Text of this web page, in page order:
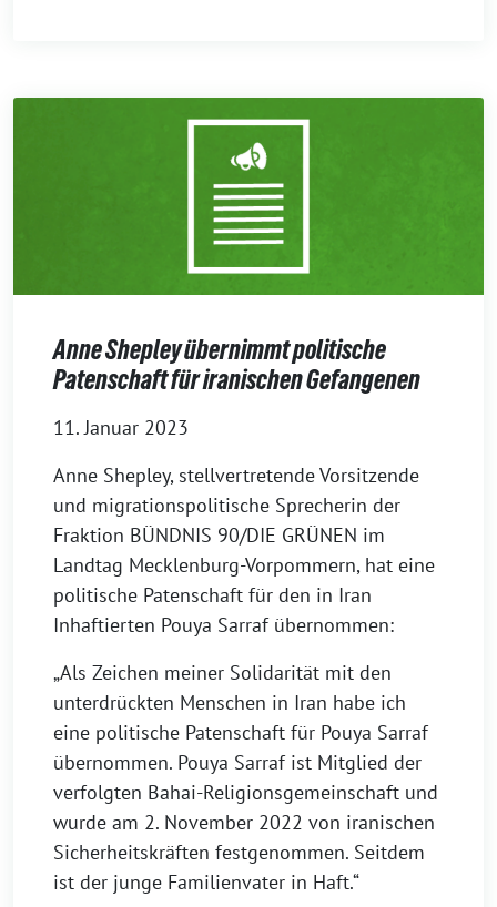
Anne Shepley übernimmt politische
Patenschaft für iranischen Gefangenen
11. Januar 2023
Anne Shepley, stellvertretende Vorsitzende
und migrationspolitische Sprecherin der
Fraktion BÜNDNIS 90/DIE GRÜNEN im
Landtag Mecklenburg-Vorpommern, hat eine
politische Patenschaft für den in Iran
Inhaftierten Pouya Sarraf übernommen:
„Als Zeichen meiner Solidarität mit den
unterdrückten Menschen in Iran habe ich
eine politische Patenschaft für Pouya Sarraf
übernommen. Pouya Sarraf ist Mitglied der
verfolgten Bahai-Religionsgemeinschaft und
wurde am 2. November 2022 von iranischen
Sicherheitskräften festgenommen. Seitdem
ist der junge Familienvater in Haft.“